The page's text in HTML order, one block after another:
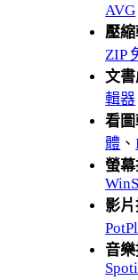
AVG
壓
ZIP
文
輯器
看
體 、
螢幕
影
音